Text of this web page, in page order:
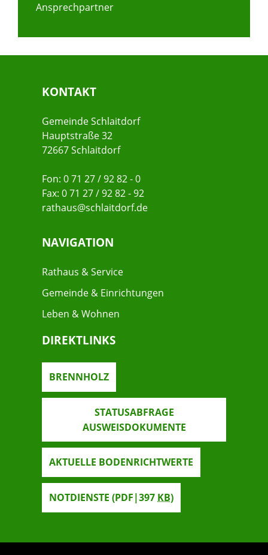
Ansprechpartner
KONTAKT
Gemeinde Schlaitdorf
Hauptstraße 32
72667 Schlaitdorf
Fon: 0 71 27 / 92 82 - 0
Fax: 0 71 27 / 92 82 - 92
rathaus@schlaitdorf.de
NAVIGATION
Rathaus & Service
Gemeinde & Einrichtungen
Leben & Wohnen
DIREKTLINKS
BRENNHOLZ
STATUSABFRAGE
AUSWEISDOKUMENTE
AKTUELLE BODENRICHTWERTE
NOTDIENSTE (PDF|397 KB)